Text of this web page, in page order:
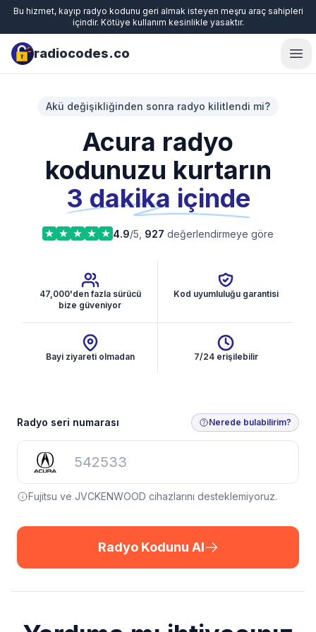
Bu hizmet, kayıp radyo kodunu geri almak isteyen meşru araç sahipleri
içindir. Kötüye kullanım kesinlikle yasaktır.
radiocodes.co
Akü değişikliğinden sonra radyo kilitlendi mi?
Acura radyo
kodunuzu kurtarın
3 dakika içinde
4.9/5, 927 değerlendirmeye göre
47,000'den fazla sürücü
bize güveniyor
Kod uyumluluğu garantisi
Bayi ziyareti olmadan 7/24 erişilebilir
Radyo Kodunu Al
Radyo seri numarası Nerede bulabilirim?
Fujitsu ve JVCKENWOOD cihazlarını desteklemiyoruz.
Radyo Kodunu Al